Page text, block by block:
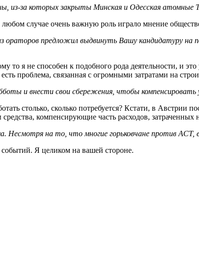
из-за которых закрыты Минская и Одесская атомные
случае очень важную роль играло мнение
ораторов предложил выдвинуть Вашу кандидатуру на
то я не способен к подобного рода деятельности, и
проблема, связанная с огромными затратами на
и внести свои сбережения, чтобы
столько, сколько потребуется? Кстати, в Австрии
компенсирующие часть расходов, затраченных
Несмотря на то, что многие горьковчане против ACT,
Я целиком на вашей стороне.